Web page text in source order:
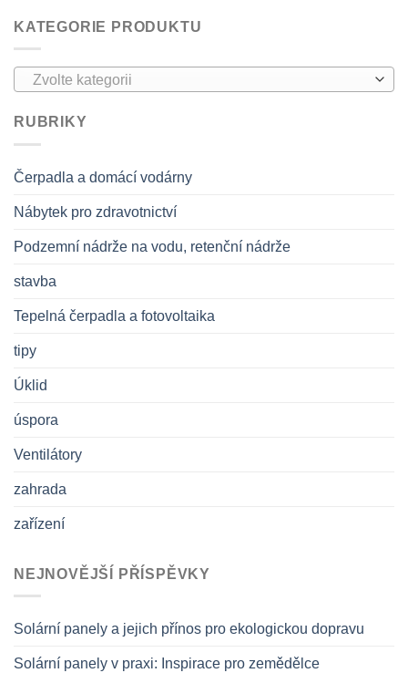
KATEGORIE PRODUKTU
Zvolte kategorii
RUBRIKY
Čerpadla a domácí vodárny
Nábytek pro zdravotnictví
Podzemní nádrže na vodu, retenční nádrže
stavba
Tepelná čerpadla a fotovoltaika
tipy
Úklid
úspora
Ventilátory
zahrada
zařízení
NEJNOVĚJŠÍ PŘÍSPĚVKY
Solární panely a jejich přínos pro ekologickou dopravu
Solární panely v praxi: Inspirace pro zemědělce